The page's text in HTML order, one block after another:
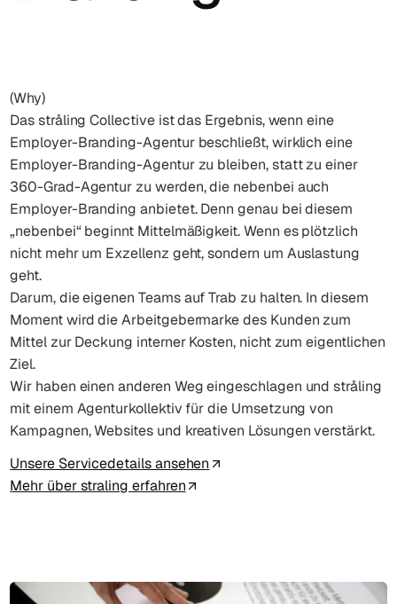
(Why)
Das stråling Collective ist das Ergebnis, wenn eine
Employer-Branding-Agentur beschließt, wirklich eine
Employer-Branding-Agentur zu bleiben, statt zu einer
360-Grad-Agentur zu werden, die nebenbei auch
Employer-Branding anbietet. Denn genau bei diesem
„nebenbei“ beginnt Mittelmäßigkeit. Wenn es plötzlich
nicht mehr um Exzellenz geht, sondern um Auslastung
geht.
Darum, die eigenen Teams auf Trab zu halten. In diesem
Moment wird die Arbeitgebermarke des Kunden zum
Mittel zur Deckung interner Kosten, nicht zum eigentlichen
Ziel.
Wir haben einen anderen Weg eingeschlagen und stråling
mit einem Agenturkollektiv für die Umsetzung von
Kampagnen, Websites und kreativen Lösungen verstärkt.
Unsere Servicedetails ansehen
Mehr über straling erfahren